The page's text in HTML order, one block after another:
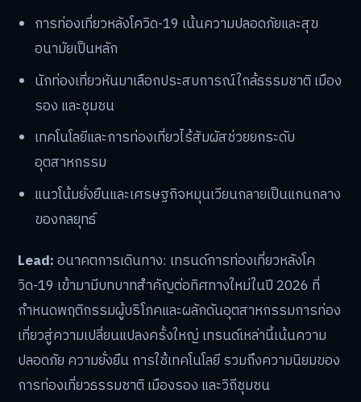
การท่องเที่ยวหลังโควิด-19 เน้นความปลอดภัยและสุข
อนามัยเป็นหลัก
นักท่องเที่ยวหันมาเลือกประสบการณ์ใกล้ธรรมชาติ เมือง
รอง และชุมชน
เทคโนโลยีและการท่องเที่ยวไร้สัมผัสช่วยยกระดับ
อุตสาหกรรม
แนวโน้มยั่งยืนและเศรษฐกิจหมุนเวียนกลายเป็นแกนกลาง
ของกลยุทธ์
Lead:อนาคตการเดินทาง: เทรนด์การท่องเที่ยวหลังโค
วิด-19 เข้ามามีบทบาทสำคัญต่อทิศทางใหม่ในปี 2026 ที่
กำหนดพฤติกรรมผู้บริโภคและผลักดันอุตสาหกรรมการท่อง
เที่ยวสู่ความเปลี่ยนแปลงครั้งใหญ่ เทรนด์เหล่านี้เน้นความ
ปลอดภัย ความยั่งยืน การใช้เทคโนโลยี รวมถึงความนิยมของ
การท่องเที่ยวธรรมชาติ เมืองรอง และวิถีชุมชน